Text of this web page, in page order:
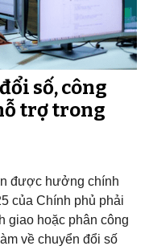
số, công
trợ trong
được hưởng chính
của Chính phủ phải
giao hoặc phân công
về chuyển đổi số